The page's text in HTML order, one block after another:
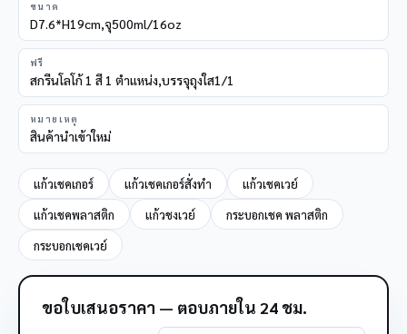
ขนาด
D7.6*H19cm,จุ500ml/16oz
ฟรี
สกรีนโลโก้ 1 สี 1 ตำแหน่ง,บรรจุถุงใส1/1
หมายเหตุ
สินค้านำเข้าใหม่
แก้วเชคเกอร์ แก้วเชคเกอร์สั่งทำ
แก้วเชคเวย์
แก้วเชคพลาสติก
แก้วชงเวย์
กระบอกเชค พลาสติก
กระบอกเชคเวย์
ขอใบเสนอราคา — ตอบภายใน 24 ชม.